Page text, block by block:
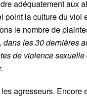
adéquatement aux
point la culture du
le nombre de
dans les 30 dernières
de violence
agresseurs. Encore